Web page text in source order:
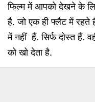
फिल्म में आपको देखने के लिए
है. जो एक ही फ्लैट में रहते
में नहीं हैं. सिर्फ दोस्त हैं.
को खो देता है.